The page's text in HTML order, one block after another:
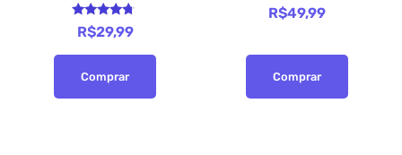
Avaliação
4.50
R$29,99
Comprar
R$49,99
Comprar